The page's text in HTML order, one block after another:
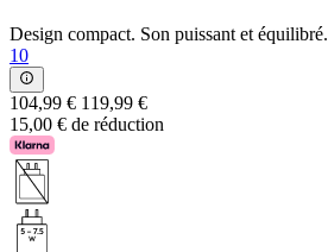
Design compact. Son puissant et équilibré.
10
104,99 € 119,99 €
15,00 € de réduction